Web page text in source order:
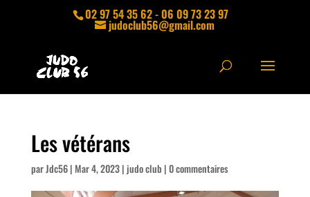
02 97 54 35 62 - 06 09 73 23 97
judoclub56@gmail.com
Les vétérans
parJdc56| Mar 4, 2023| judo club |0 commentaires